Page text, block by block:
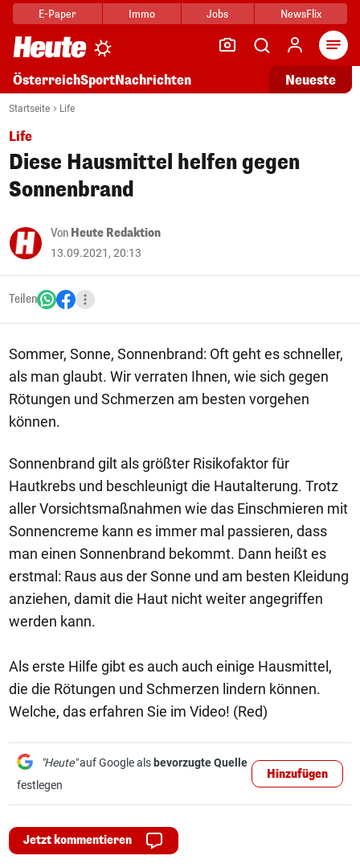
E-Paper Immo Jobs NewsFlix
ÖsterreichSportNachrichten Neueste
Startseite Life
Life
Diese Hausmittel helfen gegen
Sonnenbrand
Von Heute Redaktion
13.09.2021, 20:13
Teilen
Sommer, Sonne, Sonnenbrand: Oft geht es schneller,
als man glaubt. Wir verraten Ihnen, wie sich gegen
Rötungen und Schmerzen am besten vorgehen
können.
Sonnenbrand gilt als größter Risikofaktor für
Hautkrebs und beschleunigt die Hautalterung. Trotz
aller Vorsichtsmaßnahmen wie das Einschmieren mit
Sonnencreme kann es immer mal passieren, dass
man einen Sonnenbrand bekommt. Dann heißt es
erstmal: Raus aus der Sonne und am besten Kleidung
anziehen, damit die Haut nicht weiter angegriffen
werden kann.
Als erste Hilfe gibt es auch auch einige Hausmittel,
die die Rötungen und Schmerzen lindern können.
Welche, das erfahren Sie im Video! (Red)
"Heute"auf Google als bevorzugte Quelle
festlegen
Hinzufügen
Jetzt kommentieren